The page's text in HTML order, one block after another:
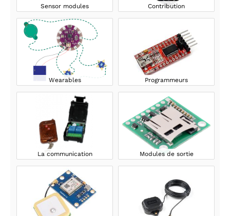
Sensor modules Contribution
Wearables Programmeurs
La communication Modules de sortie